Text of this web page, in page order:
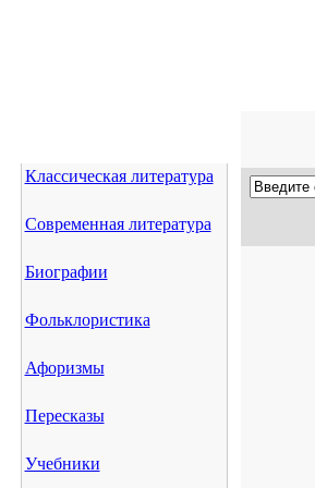
Классическая литература
Современная литература
Биографии
Фольклористика
Афоризмы
Пересказы
Учебники